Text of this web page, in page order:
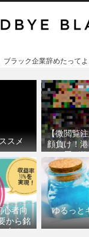
ブラック企業辞めたってよ
スメ
【微閲覧
顔負け！
屋が
心者向
から銘
本まで
ゆるっと